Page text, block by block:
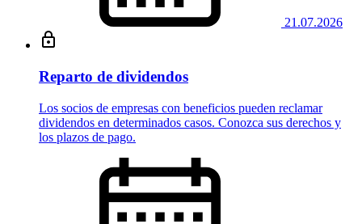
21.07.2026
Reparto de dividendos
Los socios de empresas con beneficios pueden reclamar
dividendos en determinados casos. Conozca sus derechos y
los plazos de pago.